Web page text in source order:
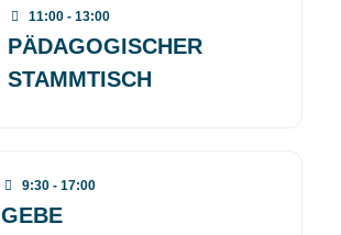
11:00 - 13:00
PÄDAGOGISCHER
STAMMTISCH
9:30 - 17:00
GEBE